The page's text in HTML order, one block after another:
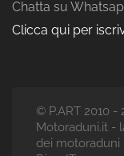
Chatta su
Clicca qui per
© P.ART 2010 -
Motoraduni.it -
dei motoraduni